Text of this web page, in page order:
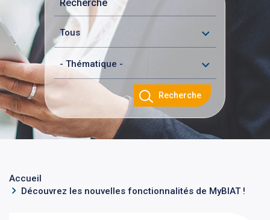
Recherche
Accueil
Découvrez les nouvelles fonctionnalités de MyBIAT !